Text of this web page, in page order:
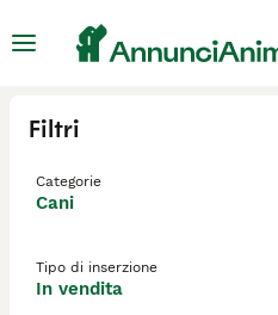
Filtri
Categorie
Cani
Tipo di inserzione
In vendita